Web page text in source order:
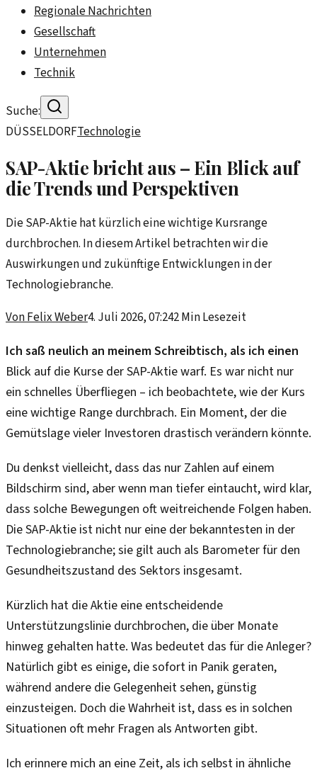
Regionale Nachrichten
Gesellschaft
Unternehmen
Technik
Suche:
DÜSSELDORFTechnologie
SAP-Aktie bricht aus – Ein Blick auf
die Trends und Perspektiven
Die SAP-Aktie hat kürzlich eine wichtige Kursrange
durchbrochen. In diesem Artikel betrachten wir die
Auswirkungen und zukünftige Entwicklungen in der
Technologiebranche.
VonFelix Weber4. Juli 2026, 07:242Min Lesezeit
Ich saß neulich an meinem Schreibtisch, als ich einen
Blick auf die Kurse der SAP-Aktie warf. Es war nicht nur
ein schnelles Überfliegen – ich beobachtete, wie der Kurs
eine wichtige Range durchbrach. Ein Moment, der die
Gemütslage vieler Investoren drastisch verändern könnte.
Du denkst vielleicht, dass das nur Zahlen auf einem
Bildschirm sind, aber wenn man tiefer eintaucht, wird klar,
dass solche Bewegungen oft weitreichende Folgen haben.
Die SAP-Aktie ist nicht nur eine der bekanntesten in der
Technologiebranche; sie gilt auch als Barometer für den
Gesundheitszustand des Sektors insgesamt.
Kürzlich hat die Aktie eine entscheidende
Unterstützungslinie durchbrochen, die über Monate
hinweg gehalten hatte. Was bedeutet das für die Anleger?
Natürlich gibt es einige, die sofort in Panik geraten,
während andere die Gelegenheit sehen, günstig
einzusteigen. Doch die Wahrheit ist, dass es in solchen
Situationen oft mehr Fragen als Antworten gibt.
Ich erinnere mich an eine Zeit, als ich selbst in ähnliche